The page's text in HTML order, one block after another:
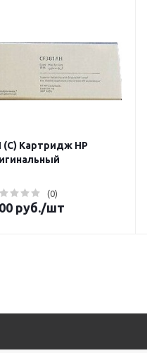
(C) Картридж HP
(0)
руб./шт